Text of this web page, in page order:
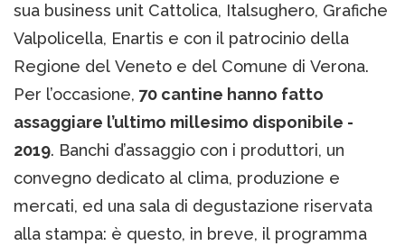
sua business unit Cattolica, Italsughero, Grafiche
Valpolicella, Enartis e con il patrocinio della
Regione del Veneto e del Comune di Verona.
Per l’occasione, 70 cantine hanno fatto
assaggiare l’ultimo millesimo disponibile -
2019. Banchi d’assaggio con i produttori, un
convegno dedicato al clima, produzione e
mercati, ed una sala di degustazione riservata
alla stampa: è questo, in breve, il programma